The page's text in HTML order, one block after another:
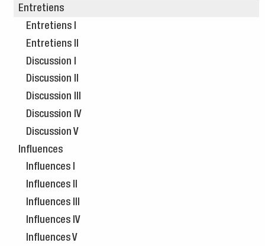
Entretiens
Entretiens I
Entretiens II
Discussion I
Discussion II
Discussion III
Discussion IV
Discussion V
Influences
Influences I
Influences II
Influences III
Influences IV
Influences V